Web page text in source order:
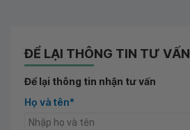
ĐỂ LẠI THÔNG TIN TƯ VẤN
Để lại thông tin nhận tư vấn
Họ và tên*